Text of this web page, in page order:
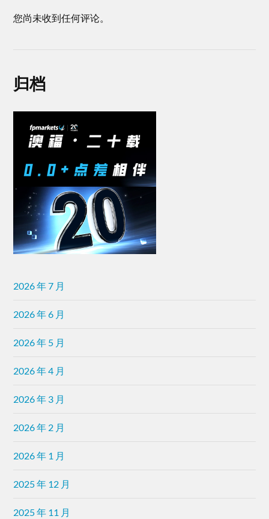
您尚未收到任何评论。
归档
2026 年 7 月
2026 年 6 月
2026 年 5 月
2026 年 4 月
2026 年 3 月
2026 年 2 月
2026 年 1 月
2025 年 12 月
2025 年 11 月